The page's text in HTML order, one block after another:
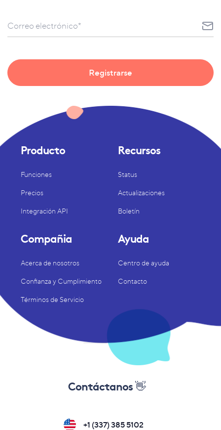
Producto
Funciones
Precios
Integración API
Recursos
Status
Actualizaciones
Boletín
Compañia
Acerca de nosotros
Confianza y Cumplimiento
Términos de Servicio
Ayuda
Centro de ayuda
Contacto
Contáctanos 👋
+1 (337) 385 5102